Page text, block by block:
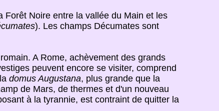
Forêt Noire entre la vallée du Main et les
). Les champs Décumates sont
A Rome, achèvement des grands
peuvent encore se visiter, comprend
domus Augustana, plus grande que la
de Mars, de thermes et d'un nouveau
à la tyrannie, est contraint de quitter la